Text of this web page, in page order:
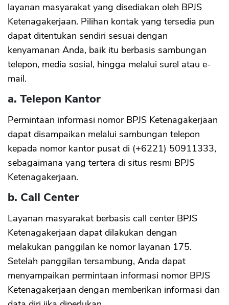
layanan masyarakat yang disediakan oleh BPJS
Ketenagakerjaan. Pilihan kontak yang tersedia pun
dapat ditentukan sendiri sesuai dengan
kenyamanan Anda, baik itu berbasis sambungan
telepon, media sosial, hingga melalui surel atau e-
mail.
a. Telepon Kantor
Permintaan informasi nomor BPJS Ketenagakerjaan
dapat disampaikan melalui sambungan telepon
kepada nomor kantor pusat di (+6221) 50911333,
sebagaimana yang tertera di situs resmi BPJS
Ketenagakerjaan.
b. Call Center
Layanan masyarakat berbasis call center BPJS
Ketenagakerjaan dapat dilakukan dengan
melakukan panggilan ke nomor layanan 175.
Setelah panggilan tersambung, Anda dapat
menyampaikan permintaan informasi nomor BPJS
Ketenagakerjaan dengan memberikan informasi dan